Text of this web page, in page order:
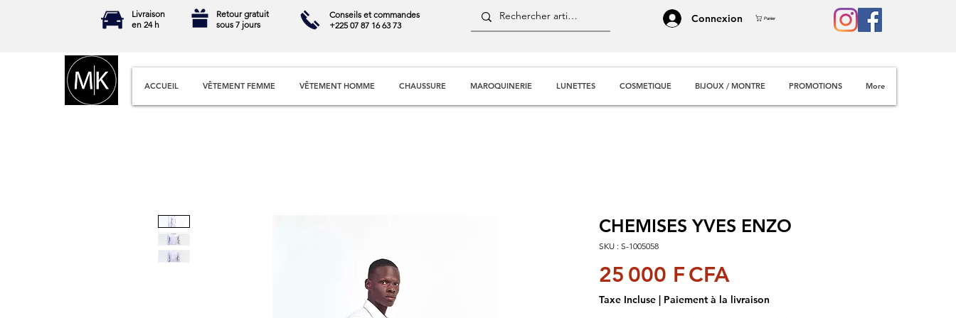
Livraison
en 24 h
Retour gratuit
sous 7 jours
Conseils et commandes
+225 07 87 16 63 73
Connexion Panier
ACCUEIL VÊTEMENT FEMME VÊTEMENT HOMME CHAUSSURE MAROQUINERIE LUNETTES COSMETIQUE BIJOUX / MONTRE PROMOTIONS More
CHEMISES YVES ENZO
SKU : S-1005058
25 000 F CFA
Taxe Incluse | Paiement à la livraison